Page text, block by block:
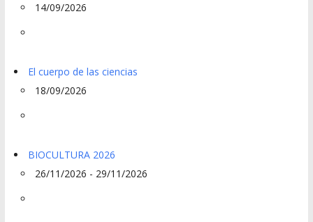
14/09/2026
El cuerpo de las ciencias
18/09/2026
BIOCULTURA 2026
26/11/2026 - 29/11/2026